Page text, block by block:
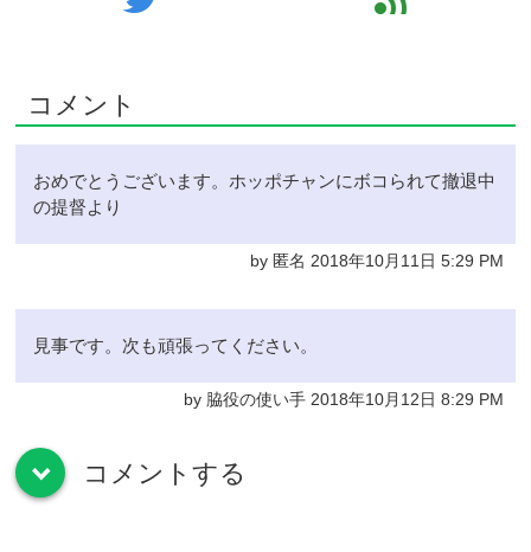
コメント
おめでとうございます。ホッポチャンにボコられて撤退中
の提督より
by 匿名 2018年10月11日 5:29 PM
見事です。次も頑張ってください。
by 脇役の使い手 2018年10月12日 8:29 PM
down コメントする